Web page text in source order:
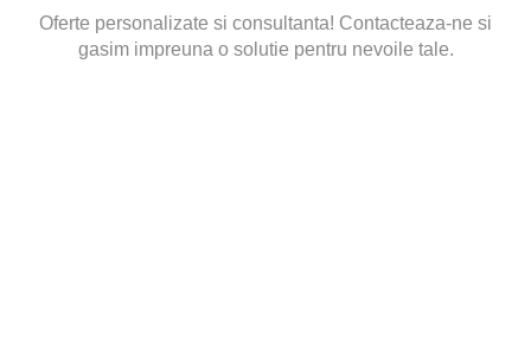
Oferte personalizate si consultanta! Contacteaza-ne si
gasim impreuna o solutie pentru nevoile tale.